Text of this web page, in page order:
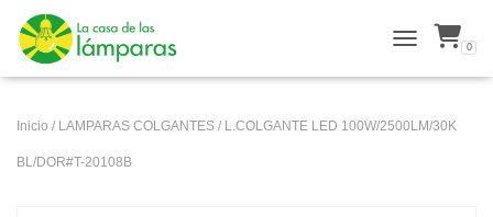
ALTERNAR
0
Inicio / LAMPARAS COLGANTES / L.COLGANTE LED 100W/2500LM/30K
BL/DOR#T-20108B